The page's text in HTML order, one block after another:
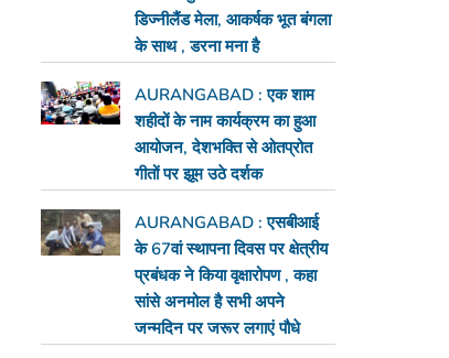
डिज्नीलैंड मेला, आकर्षक भूत बंगला
के साथ , डरना मना है
AURANGABAD : एक शाम
शहीदों के नाम कार्यक्रम का हुआ
आयोजन, देशभक्ति से ओतप्रोत
गीतों पर झूम उठे दर्शक
AURANGABAD : एसबीआई
के 67वां स्थापना दिवस पर क्षेत्रीय
प्रबंधक ने किया वृक्षारोपण , कहा
सांसे अनमोल है सभी अपने
जन्मदिन पर जरूर लगाएं पौधे